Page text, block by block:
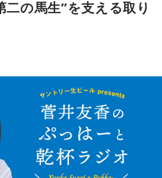
二の馬生”を支える取り